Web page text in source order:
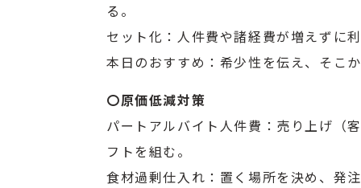
る。
セット化：人件費や諸経費が増えずに
本日のおすすめ：希少性を伝え、そこ
〇原価低減対策
パートアルバイト人件費：売り上げ（
フトを組む。
食材過剰仕入れ：置く場所を決め、発